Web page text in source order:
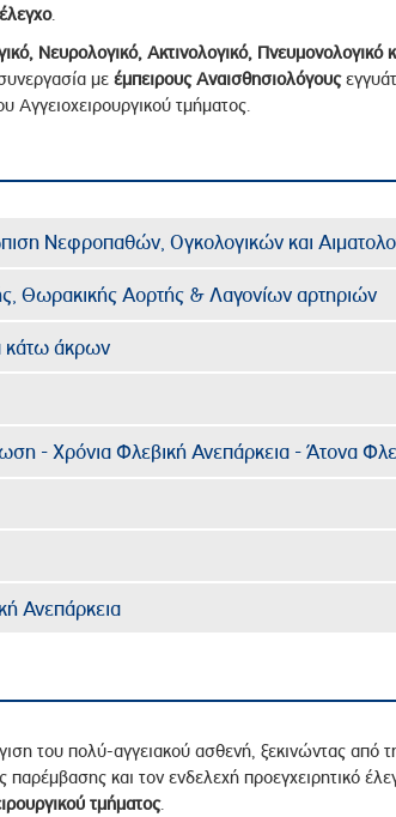
.
Νευρολογικό, Ακτινολογικό, Πνευμονολογικό
με έμπειρους Αναισθησιολόγους
Αγγειοχειρουργικού τμήματος.
Νεφροπαθών, Ογκολογικών και
Θωρακικής Αορτής & Λαγονίων αρτηριών
κάτω άκρων
- Χρόνια Φλεβική Ανεπάρκεια - Άτονα
Ανεπάρκεια
του πολύ-αγγειακού ασθενή, ξεκινώντας από
παρέμβασης και τον ενδελεχή προεγχειρητικό
τμήματος.